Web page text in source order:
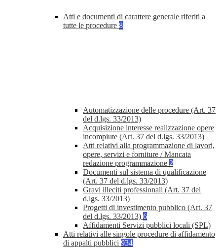
Atti e documenti di carattere generale riferiti a
tutte le procedure 8
Automatizzazione delle procedure (Art. 37
del d.lgs. 33/2013)
Acquisizione interesse realizzazione opere
incompiute (Art. 37 del d.lgs. 33/2013)
Atti relativi alla programmazione di lavori,
opere, servizi e forniture / Mancata
redazione programmazione 2
Documenti sul sistema di qualificazione
(Art. 37 del d.lgs. 33/2013)
Gravi illeciti professionali (Art. 37 del
d.lgs. 33/2013)
Progetti di investimento pubblico (Art. 37
del d.lgs. 33/2013) 6
Affidamenti Servizi pubblici locali (SPL)
Atti relativi alle singole procedure di affidamento
di appalti pubblici 934